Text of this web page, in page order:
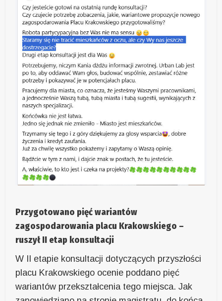
Przygotowano pięć wariantów
zagospodarowania placu Krakowskiego –
ruszył II etap konsultacji
W II etapie konsultacji dotyczących przyszłości
placu Krakowskiego ocenie poddano pięć
wariantów przekształcenia tego miejsca. Jak